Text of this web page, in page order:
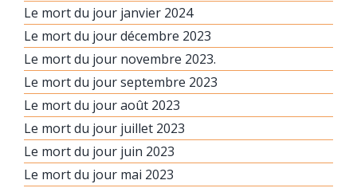
Le mort du jour janvier 2024
Le mort du jour décembre 2023
Le mort du jour novembre 2023.
Le mort du jour septembre 2023
Le mort du jour août 2023
Le mort du jour juillet 2023
Le mort du jour juin 2023
Le mort du jour mai 2023